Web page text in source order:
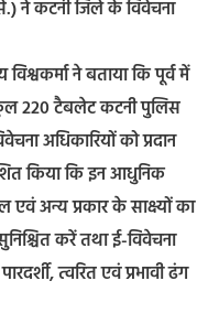
ने कटनी जिले के विवेचना
ने बताया कि पूर्व में
कुल 220 टैबलेट कटनी पुलिस
अधिकारियों को प्रदान
किया कि इन आधुनिक
एवं अन्य प्रकार के साक्ष्यों का
करें तथा ई-विवेचना
त्वरित एवं प्रभावी ढंग